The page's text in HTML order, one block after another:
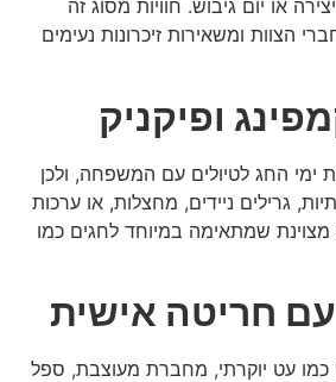
או יום גיבוש. חוויות מסוג זה
הצוות ומשאירות זיכרונות נעימים
ימי החג לטיולים עם המשפחה, ולכן
גרילים ניידים, מחצלות, או ערכות
שמתאימה במיוחד לחגים כמו
עט יוקרתי, מחברת מעוצבת, ספל